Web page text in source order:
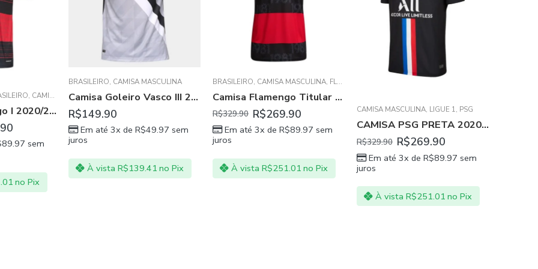
, CAMISA MASCULINA , CSKA MOSCOW,FLAMENGO GRANADA CF,MACCABI HAIFA,MACCABI TEL AVIV
Camisa Flamengo I 2020/21 Masculina – Preto e Vermelho
89.97 sem
no Pix
BRASILEIRO, CAMISA MASCULINA
Camisa Goleiro Vasco III 21/22 Cinza
R$149.90
Em até 3x de R$49.97 sem
juros
À vista R$139.41 no Pix
BRASILEIRO, CAMISA MASCULINA, FLAMENGO
Camisa Flamengo Titular Vermelha 2021/22 Masculina
R$329.90 R$269.90
Em até 3x de R$89.97 sem
juros
À vista R$251.01 no Pix
CAMISA MASCULINA, LIGUE 1, PSG
CAMISA PSG PRETA 2020/21 JORDAN
R$329.90 R$269.90
Em até 3x de R$89.97 sem
juros
À vista R$251.01 no Pix